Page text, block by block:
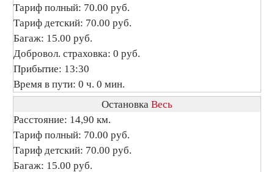
Тариф полный: 70.00 руб.
Тариф детский: 70.00 руб.
Багаж: 15.00 руб.
Добровол. страховка: 0 руб.
Прибытие: 13:30
Время в пути: 0 ч. 0 мин.
Остановка Весь
Расстояние: 14,90 км.
Тариф полный: 70.00 руб.
Тариф детский: 70.00 руб.
Багаж: 15.00 руб.